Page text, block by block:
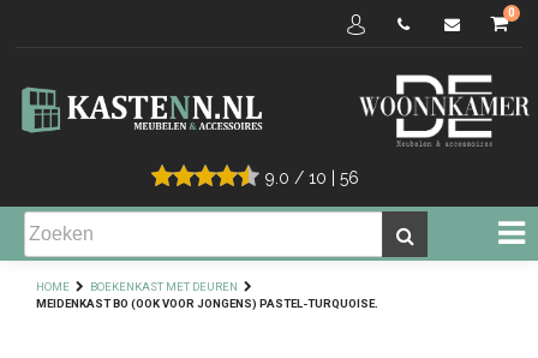
9.0 / 10 56
0
HOME
BOEKENKAST MET DEUREN
MEIDENKAST BO (OOK VOOR JONGENS) PASTEL-TURQUOISE.